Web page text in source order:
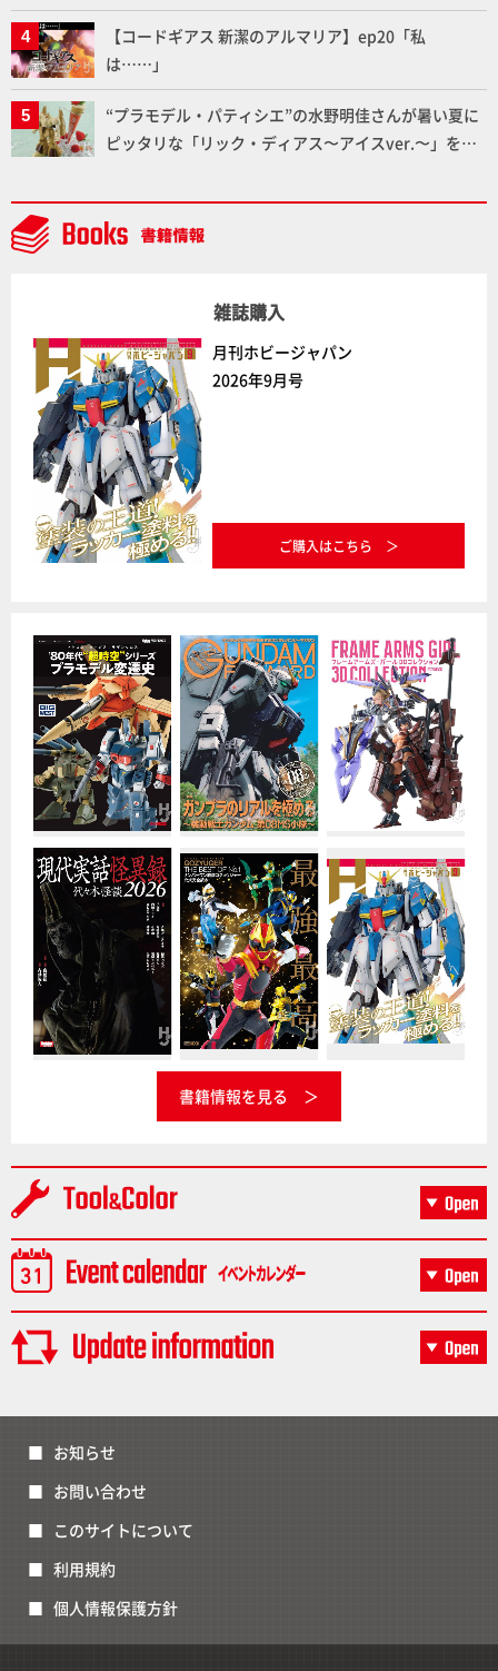
ふたたび塗る!!【試し読み】
【コードギアス 新潔のアルマリア】ep20「私
は……」
“プラモデル・パティシエ”の水野明佳さんが暑い夏に
ピッタリな「リック・ディアス〜アイスver.〜」を製
雑誌購入
月刊ホビージャパン
2026年9月号
ご購入はこちら
書籍情報を見る
お知らせ
お問い合わせ
このサイトについて
利用規約
個人情報保護方針